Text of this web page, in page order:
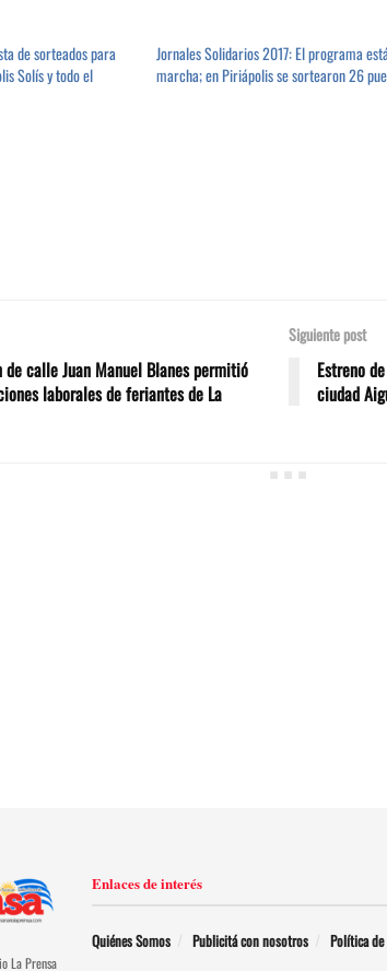
de sorteados para
Solís y todo el
Jornales Solidarios 2017: El programa
marcha; en Piriápolis se sortearon 26
de calle Juan Manuel Blanes permitió
laborales de feriantes de La
Siguiente post
Estreno
ciudad
La Prensa
Enlaces de interés
Quiénes Somos Publicitá con nosotros Política